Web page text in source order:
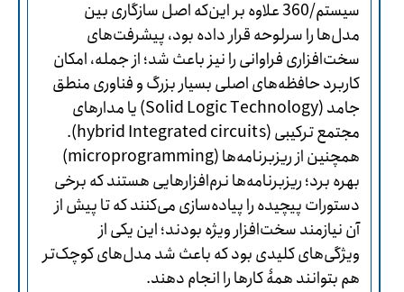
سیستم/360 علاوه بر این‌که اصل سازگاری بین
مدل‌ها را سرلوحه قرار داده بود، پیشرفت‌های
سخت‌افزاری فراوانی را نیز باعث شد؛ از جمله، امکان
کاربرد حافظه‌های اصلی بسیار بزرگ و فناوری منطق
جامد (Solid Logic Technology) یا مدارهای
مجتمع ترکیبی (hybrid Integrated circuits).
همچنین از ریزبرنامه‌ها (microprogramming)
بهره برد؛ ریزبرنامه‌ها نرم‌افزارهایی هستند که برخی
دستورات پیچیده را پیاده‌سازی می‌کنند که تا پیش از
آن نیازمند سخت‌افزار ویژه بودند؛ این یکی از
ویژگی‌های کلیدی بود که باعث شد مدل‌های کوچک‌تر
هم بتوانند همۀ کارها را انجام دهند.